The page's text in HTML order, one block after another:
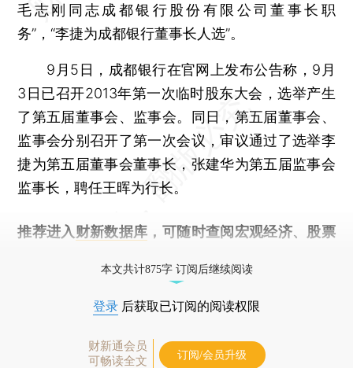
毛志刚同志成都银行股份有限公司董事长职
务”，“李捷为成都银行董事长人选”。
9月5日，成都银行在官网上发布公告称，9月
3日已召开2013年第一次临时股东大会，选举产生
了第五届董事会、监事会。同日，第五届董事会、
监事会分别召开了第一次会议，审议通过了选举李
捷为第五届董事会董事长，张建华为第五届监事会
监事长，聘任王晖为行长。
推荐进入 财新数据库 ，可随时查阅宏观经济、股票
本文共计875字 订阅后继续阅读
登录 后获取已订阅的阅读权限
财新通会员
可畅读全文
订阅/会员升级